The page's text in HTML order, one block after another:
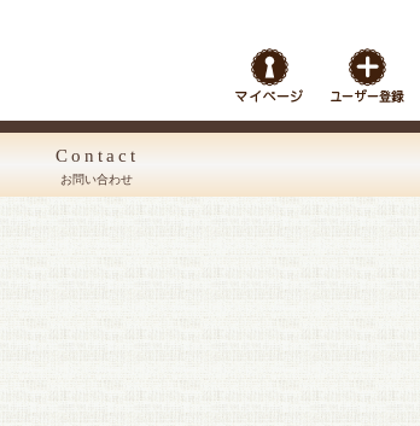
Contact
お問い合わせ